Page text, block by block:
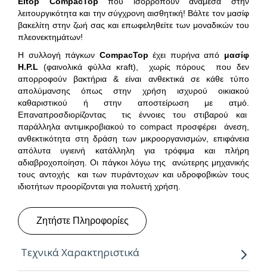
λειτουργικότητα και την σύγχρονη αισθητική! Βάλτε τον μασίφ
βακελίτη στην ζωή σας και επωφεληθείτε των μοναδικών του
πλεονεκτημάτων!
Η συλλογή πάγκων CompacTop έχει πυρήνα από μασίφ
H.P.L (φαινολικά φύλλα κraft), χωρίς πόρους που δεν
απορροφούν βακτήρια & είναι ανθεκτικά σε κάθε τύπο
απολύμανσης όπως στην χρήση ισχυρού οικιακού
καθαριστικού ή στην αποστείρωση με ατμό.
Επαναπροσδιορίζοντας τις έννοιες του στιβαρού και
παράλληλα αντιμικροβιακού το compact προσφέρει άνεση,
ανθεκτικότητα στη δράση των μικροοργανισμών, επιφάνεια
απόλυτα υγιεινή κατάλληλη για τρόφιμα και πλήρη
αδιαβροχοποίηση. Οι πάγκοι λόγω της ανώτερης μηχανικής
τους αντοχής και των πυράντοχων και υδροφοβικών τους
ιδιοτήτων προορίζονται για πολυετή χρήση.
Ζητήστε Πληροφορίες
Τεχνικά Χαρακτηριστικά